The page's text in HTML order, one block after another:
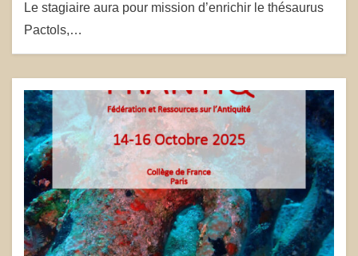
Le stagiaire aura pour mission d’enrichir le thésaurus
Pactols,…